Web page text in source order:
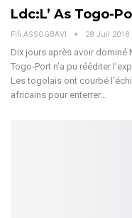
Ldc:L’ As Togo-
Fifi ASSOGBAVI 28 Juil 2018
Dix jours après avoir dominé
Togo-Port n'a pu rééditer
Les togolais ont courbé
africains pour enterrer…